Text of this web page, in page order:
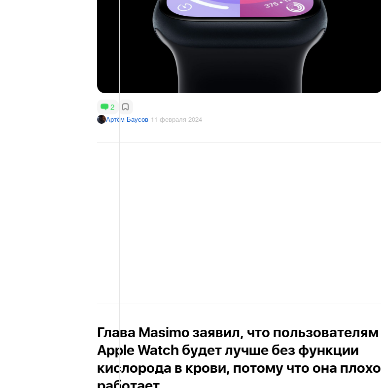
2
Артём Баусов 11 февраля 2024
Глава Masimo заявил, что пользователям
Apple Watch будет лучше без функции
кислорода в крови, потому что она плохо